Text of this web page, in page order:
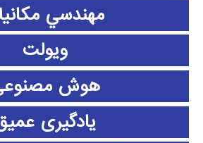
مهندسي
ویولت
هوش
یادگیری